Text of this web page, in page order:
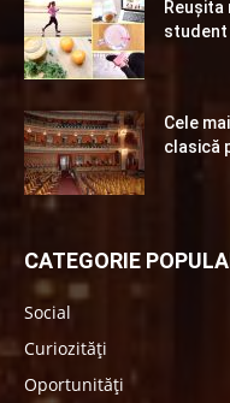
student
Cele
clasică
CATEGORIE
Social
Curiozități
Oportunități